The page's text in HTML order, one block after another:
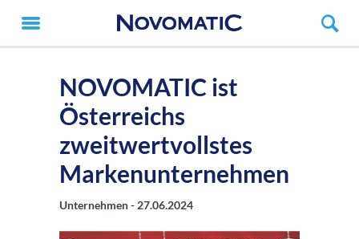
NOVOMATIC ist
Österreichs
zweitwertvollstes
Markenunternehmen
Unternehmen - 27.06.2024